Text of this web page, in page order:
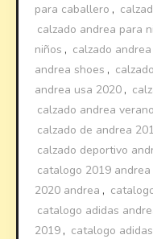
para caballero ,
calzado andrea para
niños , calzado
andrea shoes ,
andrea usa 2020 ,
calzado andrea
calzado de andrea
calzado deportivo
catalogo 2019
2020 andrea ,
catalogo adidas
2019 , catalogo